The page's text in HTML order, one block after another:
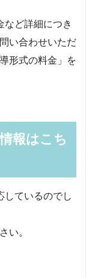
など詳細につき
い合わせいただ
形式の料金」を
報はこち
しているのでし
い。